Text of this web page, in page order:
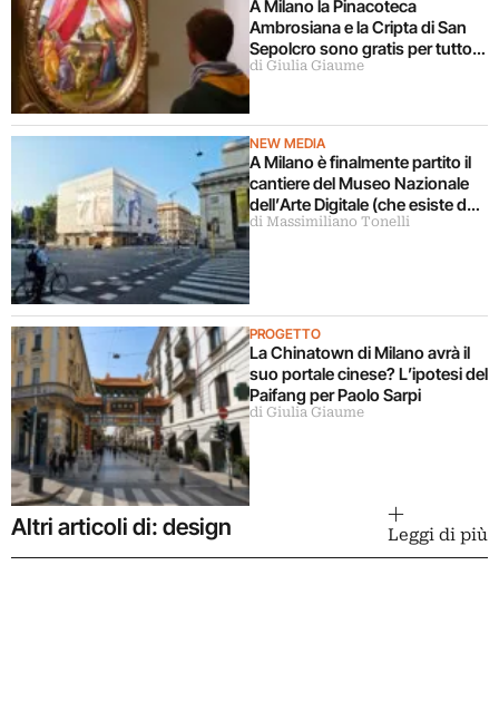
A Milano la Pinacoteca
Ambrosiana e la Cripta di San
Sepolcro sono gratis per tutto
agosto (ma solo per milanesi)
di Giulia Giaume
NEW MEDIA
A Milano è finalmente partito il
cantiere del Museo Nazionale
dell’Arte Digitale (che esiste da
5 anni ma ancora non c’è)
di Massimiliano Tonelli
PROGETTO
La Chinatown di Milano avrà il
suo portale cinese? L’ipotesi del
Paifang per Paolo Sarpi
di Giulia Giaume
Altri articoli di: design Leggi di più